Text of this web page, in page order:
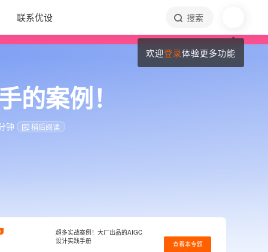
联系优设 搜索
的案例！
钟 稍后阅读
超多实战案例！大厂出品的AIGC
设计实践手册
查看本专题
欢迎登录体验更多功能